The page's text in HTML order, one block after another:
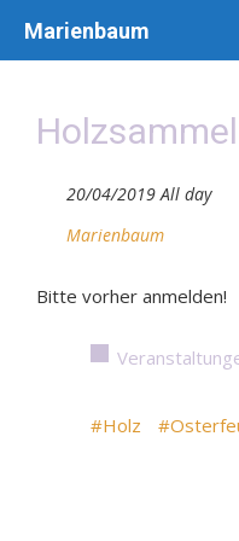
Marienbaum
20/04/2019 All day
Marienbaum
Bitte vorher anmelden!
#Holz